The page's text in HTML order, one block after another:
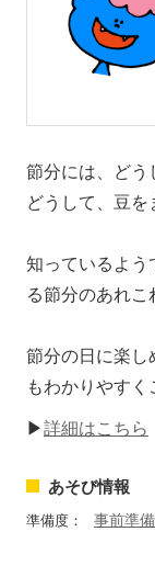
節分には、どう
どうして、豆を
知っているよう
る節分のあれこ
節分の日に楽し
もわかりやすく
▶詳細はこちら
あそび情報
準備度： 事前準